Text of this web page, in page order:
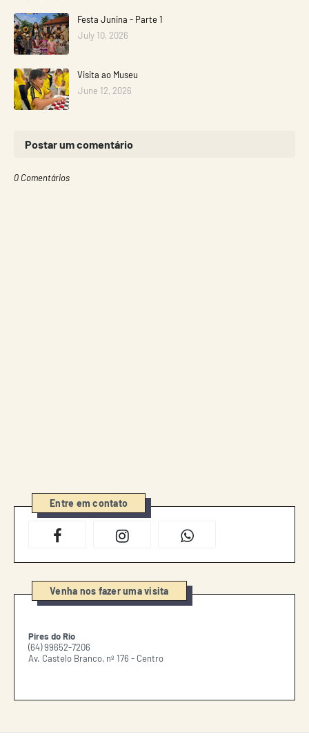
Festa Junina - Parte 1
July 10, 2026
Visita ao Museu
June 12, 2026
Postar um comentário
0 Comentários
Entre em contato
Venha nos fazer uma visita
Pires do Rio
(64) 99652-7206
Av. Castelo Branco, nº 176 - Centro